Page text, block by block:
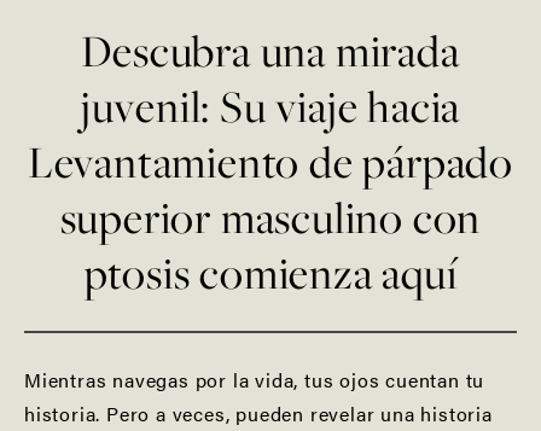
Descubra una mirada
juvenil: Su viaje hacia
Levantamiento de párpado
superior masculino con
ptosis comienza aquí
Mientras navegas por la vida, tus ojos cuentan tu
historia. Pero a veces, pueden revelar una historia